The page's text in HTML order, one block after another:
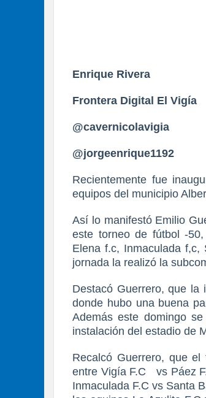
Enrique Rivera
Frontera Digital El Vigía
@cavernicolavigia
@jorgeenrique1192
Recientemente fue
equipos del municipio
Así lo manifestó Emilio
este torneo de fútbol -
Elena f.c, Inmaculada
jornada la realizó la
Destacó Guerrero, que la
donde hubo una buena
Además este domingo
instalación del estadio de
Recalcó Guerrero, que
entre Vigía F.C
vs Páez
Inmaculada F.C vs Santa